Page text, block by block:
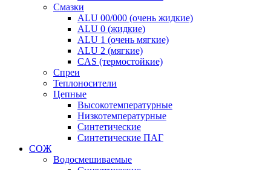
Смазки
ALU 00/000 (очень жидкие)
ALU 0 (жидкие)
ALU 1 (очень мягкие)
ALU 2 (мягкие)
CAS (термостойкие)
Спреи
Теплоносители
Цепные
Высокотемпературные
Низкотемпературные
Синтетические
Синтетические ПАГ
СОЖ
Водосмешиваемые